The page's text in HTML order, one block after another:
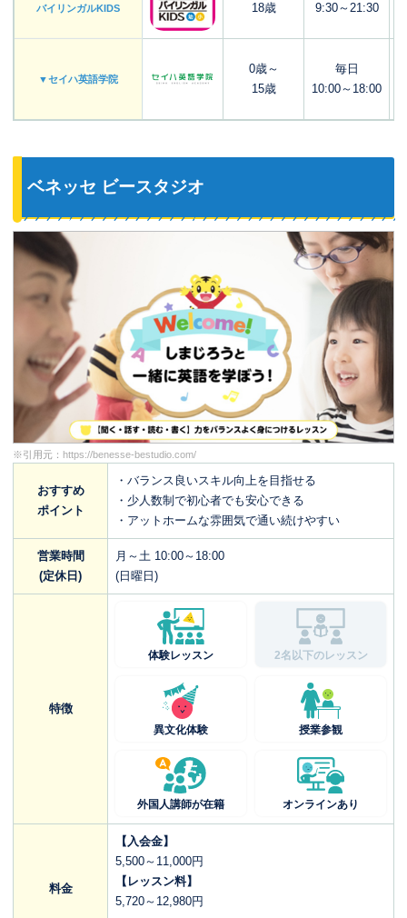
バイリンガルKIDS
18歳
9:30～21:30
▼セイハ英語学院
0歳～
15歳
毎日
10:00～18:00
ベネッセ ビースタジオ
※引用元： https://benesse-bestudio.com/
おすすめ
ポイント
・バランス良いスキル向上を目指せる
・少人数制で初心者でも安心できる
・アットホームな雰囲気で通い続けやすい
営業時間
(定休日)
月～土 10:00～18:00
(日曜日)
特徴
体験レッスン 2名以下のレッスン
異文化体験 授業参観
外国人講師が在籍 オンラインあり
料金
【入会金】
5,500～11,000円
【レッスン料】
5,720～12,980円